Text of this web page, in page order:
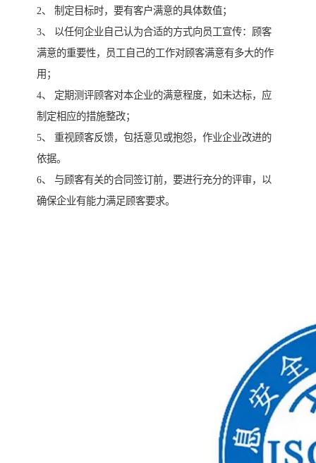
2、 制定目标时，要有客户满意的具体数值；
3、 以任何企业自己认为合适的方式向员工宣传：顾客
满意的重要性，员工自己的工作对顾客满意有多大的作
用；
4、 定期测评顾客对本企业的满意程度，如未达标，应
制定相应的措施整改；
5、 重视顾客反馈，包括意见或抱怨，作业企业改进的
依据。
6、 与顾客有关的合同签订前，要进行充分的评审，以
确保企业有能力满足顾客要求。